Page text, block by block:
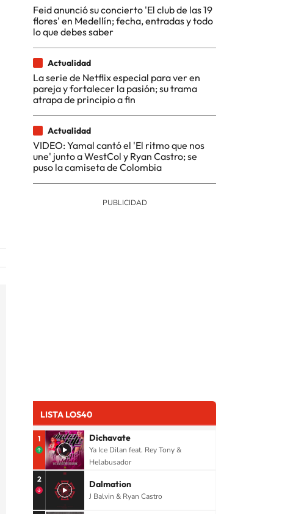
Feid anunció su concierto 'El club de las 19
flores' en Medellín; fecha, entradas y todo
lo que debes saber
Actualidad
La serie de Netflix especial para ver en
pareja y fortalecer la pasión; su trama
atrapa de principio a fin
Actualidad
VIDEO: Yamal cantó el 'El ritmo que nos
une' junto a WestCol y Ryan Castro; se
puso la camiseta de Colombia
LISTA LOS40
1 Dichavate
Ya Ice Dilan feat. Rey Tony &
Helabusador
2 Dalmation
J Balvin & Ryan Castro